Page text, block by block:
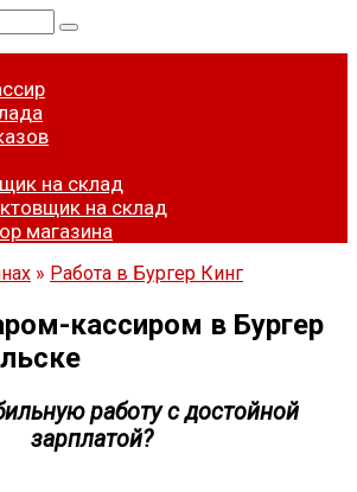
на склад
на склад
магазина
» Работа в Бургер Кинг
кассиром в Бургер
работу с достойной
зарплатой?